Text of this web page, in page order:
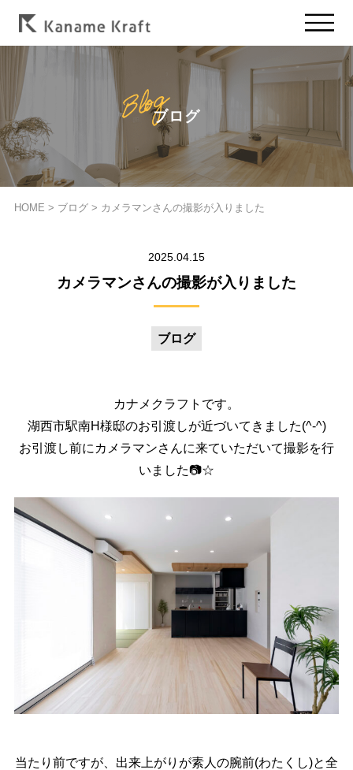
ブログ
HOME > ブログ> カメラマンさんの撮影が入りました
2025.04.15
カメラマンさんの撮影が入りました
ブログ
カナメクラフトです。
湖西市駅南H様邸のお引渡しが近づいてきました(^-^)
お引渡し前にカメラマンさんに来ていただいて撮影を行
いました📷☆
当たり前ですが、出来上がりが素人の腕前(わたくし)と全